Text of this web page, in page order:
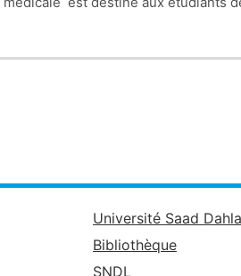
Université Saad
Bibliothèque
SNDL